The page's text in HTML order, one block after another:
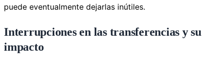
puede eventualmente dejarlas inútiles.
Interrupciones en las transferencias y su
impacto